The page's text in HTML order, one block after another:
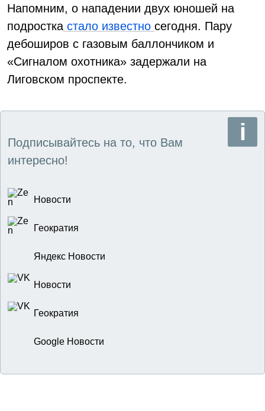
Напомним, о нападении двух юношей на
подростка стало известно сегодня. Пару
дебоширов с газовым баллончиком и
«Сигналом охотника» задержали на
Лиговском проспекте.
Подписывайтесь на то, что Вам
интересно!
Новости
Геократия
Яндекс Новости
Новости
Геократия
Google Новости